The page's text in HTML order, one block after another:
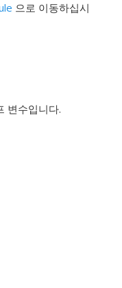
으로 이동하십시
변수입니다.